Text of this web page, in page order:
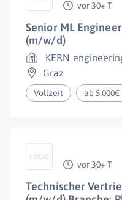
vor 30+ T
Senior ML
(m/w/d)
KERN
Graz
Vollzeit ab
vor 30+ T
Technischer